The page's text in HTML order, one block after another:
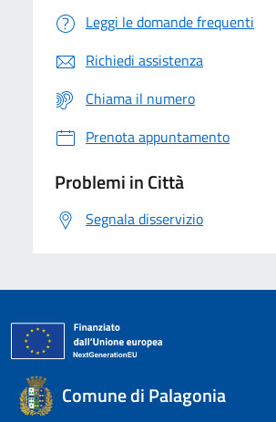
Leggi le domande frequenti
Richiedi assistenza
Chiama il numero
Prenota appuntamento
Problemi in Città
Segnala disservizio
Comune di Palagonia